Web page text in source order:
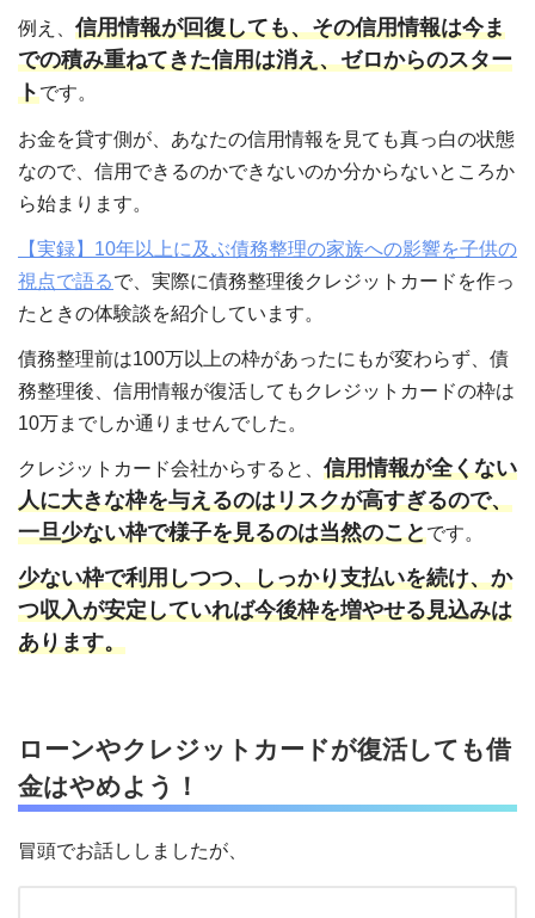
例え、 信用情報が回復しても、その信用情報は今ま
での積み重ねてきた信用は消え、ゼロからのスター
トです。
お金を貸す側が、あなたの信用情報を見ても真っ白の状態
なので、信用できるのかできないのか分からないところか
ら始まります。
【実録】10年以上に及ぶ債務整理の家族への影響を子供の
視点で語るで、実際に債務整理後クレジットカードを作っ
たときの体験談を紹介しています。
債務整理前は100万以上の枠があったにもが変わらず、債
務整理後、信用情報が復活してもクレジットカードの枠は
10万までしか通りませんでした。
クレジットカード会社からすると、 信用情報が全くない
人に大きな枠を与えるのはリスクが高すぎるので、
一旦少ない枠で様子を見るのは当然のことです。
少ない枠で利用しつつ、しっかり支払いを続け、か
つ収入が安定していれば今後枠を増やせる見込みは
あります。
ローンやクレジットカードが復活しても借
金はやめよう！
冒頭でお話ししましたが、